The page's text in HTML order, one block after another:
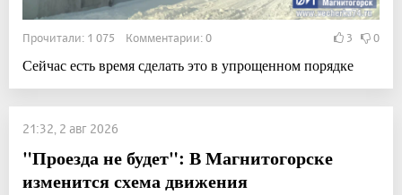
Прочитали: 1 075 Комментарии: 0 3 0
Сейчас есть время сделать это в упрощенном порядке
21:32, 2 авг 2026
"Проезда не будет": В Магнитогорске
изменится схема движения